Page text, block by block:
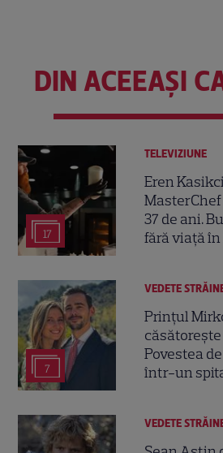
DIN ACEEAȘI
17
TELEVIZIUNE
Eren
37 de ani.
fără viață
7
VEDETE
Prințul
căsătorește
Povestea
într-un
VEDETE